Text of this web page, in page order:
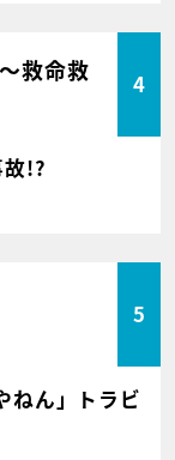
救命救
4
!?
5
ねん」トラビ